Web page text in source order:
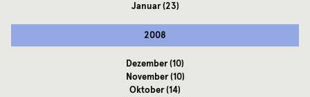
Januar(23)
2008
Dezember(10)
November(10)
Oktober(14)